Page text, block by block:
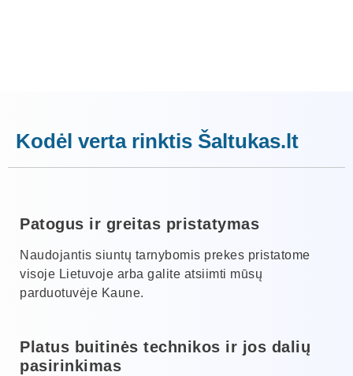
Kodėl verta rinktis Šaltukas.lt
Patogus ir greitas pristatymas
Naudojantis siuntų tarnybomis prekes pristatome
visoje Lietuvoje arba galite atsiimti mūsų
parduotuvėje Kaune.
Platus buitinės technikos ir jos dalių
pasirinkimas